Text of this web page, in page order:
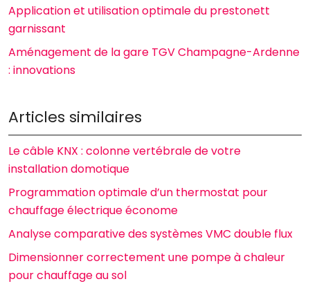
Application et utilisation optimale du prestonett
garnissant
Aménagement de la gare TGV Champagne-Ardenne
: innovations
Articles similaires
Le câble KNX : colonne vertébrale de votre
installation domotique
Programmation optimale d’un thermostat pour
chauffage électrique économe
Analyse comparative des systèmes VMC double flux
Dimensionner correctement une pompe à chaleur
pour chauffage au sol